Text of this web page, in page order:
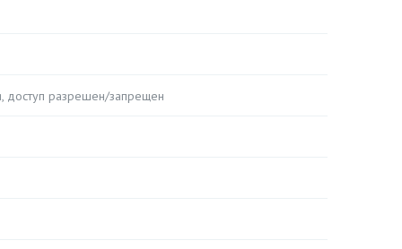
доступ разрешен/запрещен